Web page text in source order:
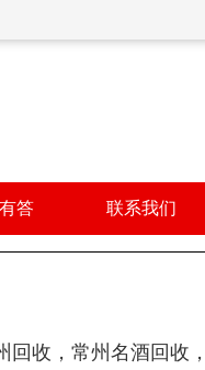
答 联系我们
收，常州名酒回收